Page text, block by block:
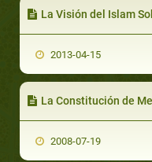
La Visión del Islam
2013-04-15
La Constitución de Medina: Orgullo
2008-07-19